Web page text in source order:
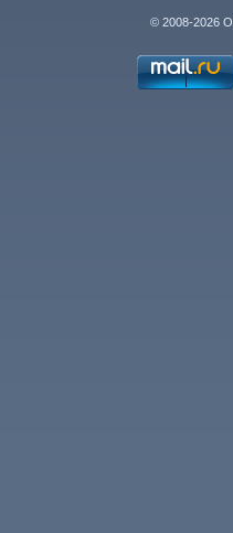
© 2008-2026